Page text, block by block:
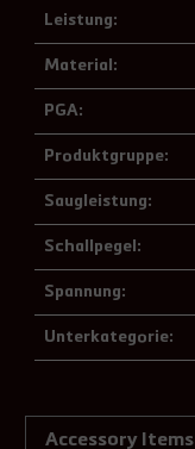
Leistung:
Material:
PGA:
Produktgruppe:
Saugleistung:
Schallpegel:
Spannung:
Unterkategorie:
Accessory Items